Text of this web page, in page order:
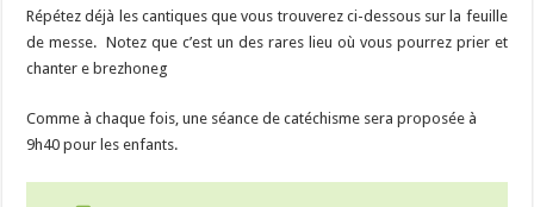
Répétez déjà les cantiques que vous trouverez ci-dessous sur la feuille
de messe. Notez que c’est un des rares lieu où vous pourrez prier et
chanter e brezhoneg
Comme à chaque fois, une séance de catéchisme sera proposée à
9h40 pour les enfants.